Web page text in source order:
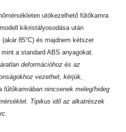
utókezelhető fűtőkamra
kikristályosodása után
85°C) és majdnem kétszer
a standard ABS anyagokat.
deformációhoz és az
vezethet, kérjük,
fűtőkamrában nincsenek meleg/hideg
Tipikus idő az alkatrészek